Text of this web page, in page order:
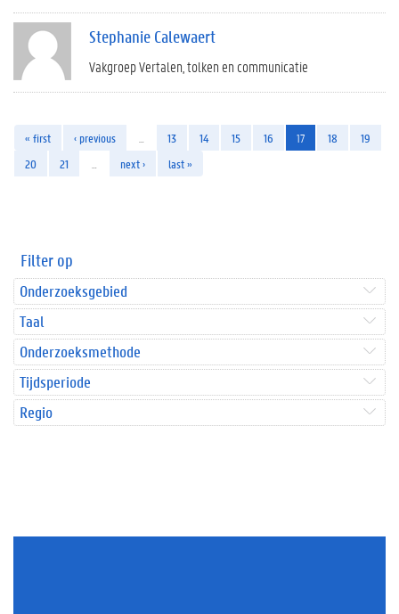
Stephanie Calewaert
Vakgroep Vertalen, tolken en communicatie
« first ‹ previous 13 14 15 16 17 18
19
20
21 next › last »
Filter op
Onderzoeksgebied
Taal
Onderzoeksmethode
Tijdsperiode
Regio